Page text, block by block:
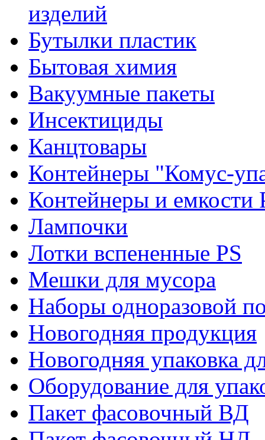
изделий
Бутылки пластик
Бытовая химия
Вакуумные пакеты
Инсектициды
Канцтовары
Контейнеры "Комус-
Контейнеры и емкости
Лампочки
Лотки вспененные PS
Мешки для мусора
Наборы одноразовой
Новогодняя продукция
Новогодняя упаковка
Оборудование для
Пакет фасовочный ВД